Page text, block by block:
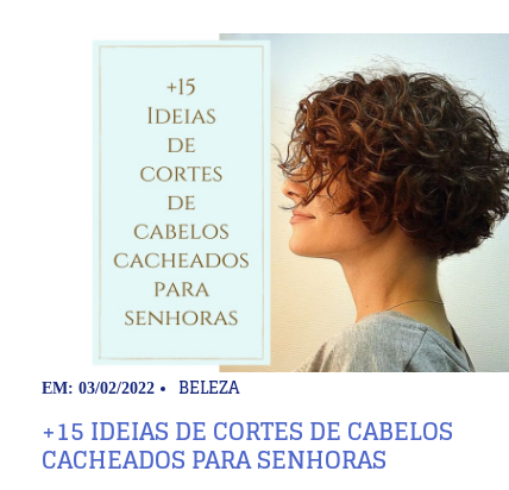
EM: 03/02/2022 BELEZA
+15 IDEIAS DE CORTES DE CABELOS
CACHEADOS PARA SENHORAS